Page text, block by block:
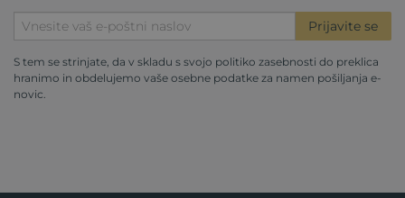
Prijavite se
S tem se strinjate, da v skladu s svojo politiko zasebnosti do preklica
hranimo in obdelujemo vaše osebne podatke za namen pošiljanja e-
novic.